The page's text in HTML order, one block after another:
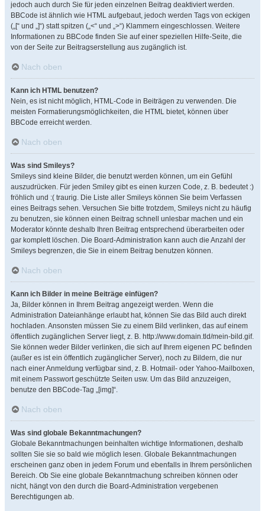
jedoch auch durch Sie für jeden einzelnen Beitrag deaktiviert werden.
BBCode ist ähnlich wie HTML aufgebaut, jedoch werden Tags von eckigen
(„[“ und „]“) statt spitzen („<“ und „>“) Klammern eingeschlossen. Weitere
Informationen zu BBCode finden Sie auf einer speziellen Hilfe-Seite, die
von der Seite zur Beitragserstellung aus zugänglich ist.
Nach oben
Kann ich HTML benutzen?
Nein, es ist nicht möglich, HTML-Code in Beiträgen zu verwenden. Die
meisten Formatierungsmöglichkeiten, die HTML bietet, können über
BBCode erreicht werden.
Nach oben
Was sind Smileys?
Smileys sind kleine Bilder, die benutzt werden können, um ein Gefühl
auszudrücken. Für jeden Smiley gibt es einen kurzen Code, z. B. bedeutet :)
fröhlich und :( traurig. Die Liste aller Smileys können Sie beim Verfassen
eines Beitrags sehen. Versuchen Sie bitte trotzdem, Smileys nicht zu häufig
zu benutzen, sie können einen Beitrag schnell unlesbar machen und ein
Moderator könnte deshalb Ihren Beitrag entsprechend überarbeiten oder
gar komplett löschen. Die Board-Administration kann auch die Anzahl der
Smileys begrenzen, die Sie in einem Beitrag benutzen können.
Nach oben
Kann ich Bilder in meine Beiträge einfügen?
Ja, Bilder können in Ihrem Beitrag angezeigt werden. Wenn die
Administration Dateianhänge erlaubt hat, können Sie das Bild auch direkt
hochladen. Ansonsten müssen Sie zu einem Bild verlinken, das auf einem
öffentlich zugänglichen Server liegt, z. B. http://www.domain.tld/mein-bild.gif.
Sie können weder Bilder verlinken, die sich auf Ihrem eigenen PC befinden
(außer es ist ein öffentlich zugänglicher Server), noch zu Bildern, die nur
nach einer Anmeldung verfügbar sind, z. B. Hotmail- oder Yahoo-Mailboxen,
mit einem Passwort geschützte Seiten usw. Um das Bild anzuzeigen,
benutze den BBCode-Tag „[img]“.
Nach oben
Was sind globale Bekanntmachungen?
Globale Bekanntmachungen beinhalten wichtige Informationen, deshalb
sollten Sie sie so bald wie möglich lesen. Globale Bekanntmachungen
erscheinen ganz oben in jedem Forum und ebenfalls in Ihrem persönlichen
Bereich. Ob Sie eine globale Bekanntmachung schreiben können oder
nicht, hängt von den durch die Board-Administration vergebenen
Berechtigungen ab.